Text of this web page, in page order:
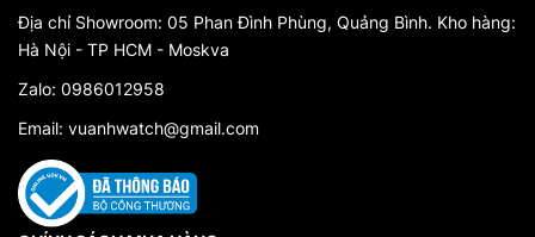
Đồng hồ nữ AMICA không chỉ gây ấn tượng
bởi thiết kế đẹp mắt mà còn bởi chất lượng và
khi đưa vào thị trường, đảm bảo độ tin cậy và
độ chính xác cao trong việc đo thời gian.
Địa chỉ Showroom: 05 Phan Đình Phùng, Quảng Bình. Kho hàng:
Hà Nội - TP HCM - Moskva
Zalo: 0986012958
Email: vuanhwatch@gmail.com